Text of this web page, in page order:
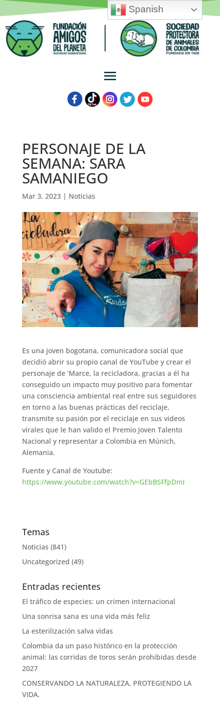
PERSONAJE DE LA
SEMANA: SARA
SAMANIEGO
Mar 3, 2023| Noticias
Es una joven bogotana, comunicadora social que
decidió abrir su propio canal de YouTube y crear el
personaje de ‘Marce, la recicladora, gracias a él ha
conseguido un impacto muy positivo para fomentar
una consciencia ambiental real entre sus seguidores
en torno a las buenas prácticas del reciclaje,
transmite su pasión por el reciclaje en sus videos
virales que le han valido el Premio Joven Talento
Nacional y representar a Colombia en Múnich,
Alemania.
Fuente y Canal de Youtube:
https://www.youtube.com/watch?v=GEbBSFfpDmI
Temas
Noticias (841)
Uncategorized (49)
Entradas recientes
El tráfico de especies: un crimen internacional
Una sonrisa sana es una vida más feliz
La esterilización salva vidas
Colombia da un paso histórico en la protección
animal: las corridas de toros serán prohibidas desde
2027
CONSERVANDO LA NATURALEZA, PROTEGIENDO LA
VIDA.
Spanish